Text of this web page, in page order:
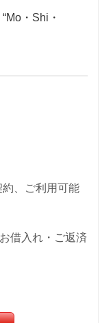
・Shi・
、ご利用可能
借入れ・ご返済